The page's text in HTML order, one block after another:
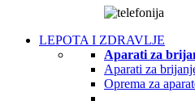
LEPOTA I ZDRAVLJE
Aparati za
Aparati za
Oprema za